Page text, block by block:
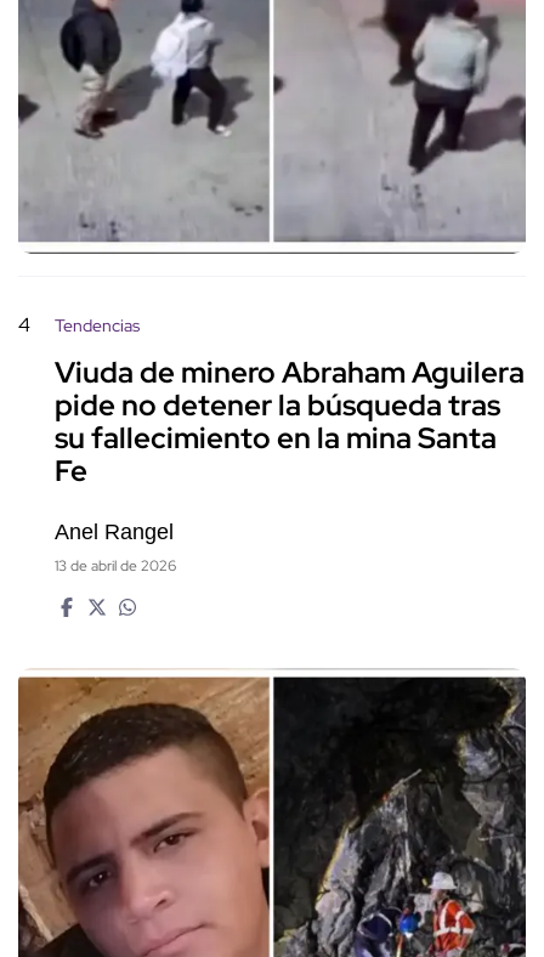
4 Tendencias
Viuda de minero Abraham Aguilera
pide no detener la búsqueda tras
su fallecimiento en la mina Santa
Fe
Anel Rangel
13 de abril de 2026